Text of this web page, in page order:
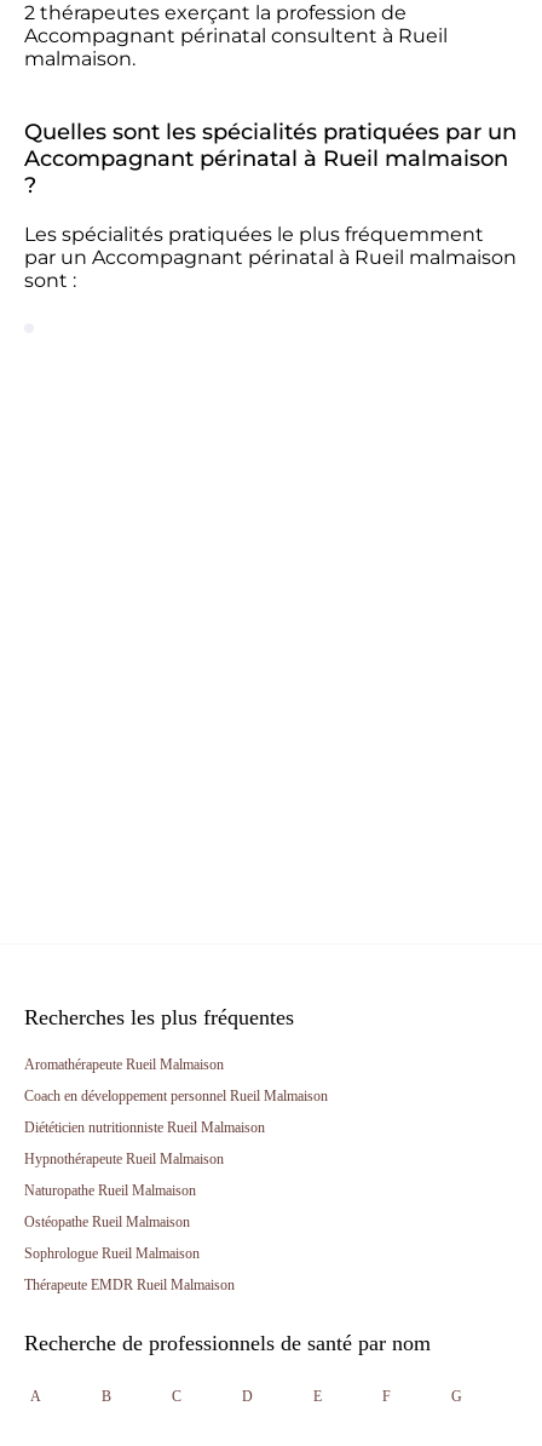
2 thérapeutes exerçant la profession de
Accompagnant périnatal consultent à Rueil
malmaison.
Quelles sont les spécialités pratiquées par un
Accompagnant périnatal à Rueil malmaison
?
Les spécialités pratiquées le plus fréquemment
par un Accompagnant périnatal à Rueil malmaison
sont :
Recherches les plus fréquentes
Aromathérapeute Rueil Malmaison
Coach en développement personnel Rueil Malmaison
Diététicien nutritionniste Rueil Malmaison
Hypnothérapeute Rueil Malmaison
Naturopathe Rueil Malmaison
Ostéopathe Rueil Malmaison
Sophrologue Rueil Malmaison
Thérapeute EMDR Rueil Malmaison
Recherche de professionnels de santé par nom
A B C D E F G